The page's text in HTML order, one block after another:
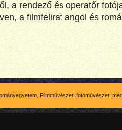
a rendező és operatőr
a filmfelirat angol és
Filmművészet, fotóművészet,